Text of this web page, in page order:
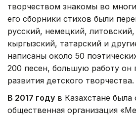
творчеством знакомы во
его сборники стихов были
русский, немецкий,
кыргызский, татарский и
написаны около 50
200 песен, большую работу он
развития детского творчества.
В 2017 году в Казахстане была
общественная организация